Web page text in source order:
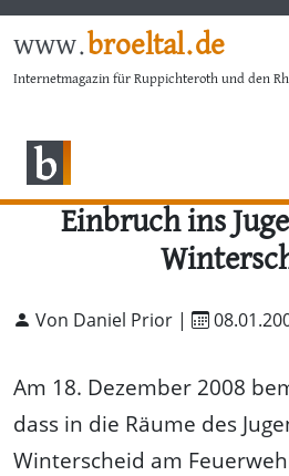
www.broeltal.de
Internetmagazin für Ruppichteroth und den
Einbruch ins
Von Daniel Prior |
Am 18. Dezember 2008
dass in die Räume des
Winterscheid am